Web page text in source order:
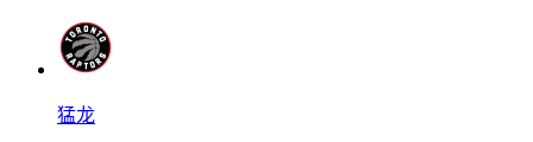
猛龙